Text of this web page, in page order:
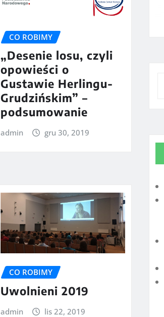
CO ROBIMY
„Desenie losu, czyli
opowieści o
Gustawie Herlingu-
Grudzińskim” –
podsumowanie
admin gru 30, 2019
CO ROBIMY
Uwolnieni 2019
admin lis 22, 2019